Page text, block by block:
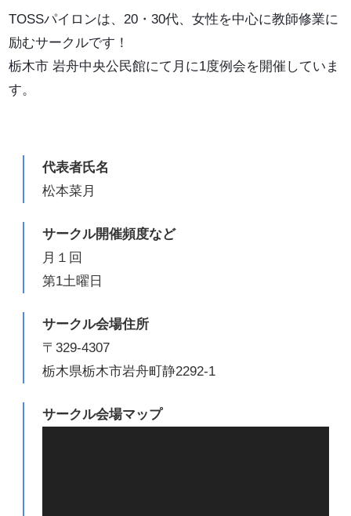
TOSSパイロンは、20・30代、女性を中心に教師修業に
励むサークルです！
栃木市 岩舟中央公民館にて月に1度例会を開催していま
す。
代表者氏名
松本菜月
サークル開催頻度など
月１回
第1土曜日
サークル会場住所
〒329-4307
栃木県栃木市岩舟町静2292-1
サークル会場マップ